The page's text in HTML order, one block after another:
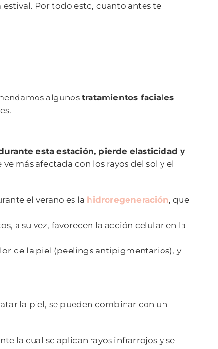
Por todo esto, cuanto antes te
algunostratamientos faciales
esta estación, pierde elasticidad y
más afectada con los rayos del sol y el
el verano es la hidroregeneración, que
a su vez, favorecen la acción celular en la
de la piel (peelings antipigmentarios), y
la piel, se pueden combinar con un
la cual se aplican rayos infrarrojos y se